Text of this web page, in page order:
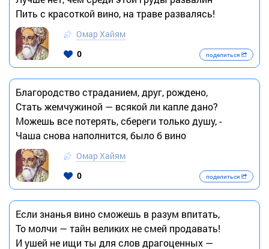
Пить с красоткой вино, на траве развалясь!
Омар Хайям
0
поделиться
Благородство страданием, друг, рождено,
Стать жемчужиной — всякой ли капле дано?
Можешь все потерять, сбереги только душу, -
Чаша снова наполнится, было б вино
Омар Хайям
0
поделиться
Если знанья вино сможешь в разум впитать,
То молчи — тайн великих не смей продавать!
И ушей не ищи ты для слов драгоценных —